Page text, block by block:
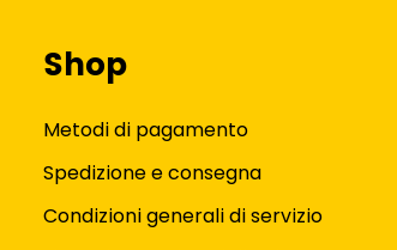
Shop
Metodi di pagamento
Spedizione e consegna
Condizioni generali di servizio